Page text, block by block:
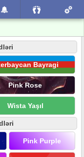
Bayragi
Pink Rose
Wista Yaşıl
Pink Purple